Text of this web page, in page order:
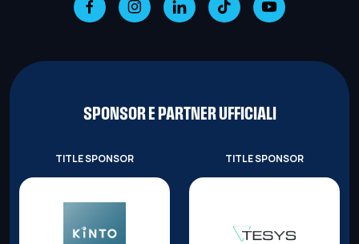
SPONSOR E PARTNER UFFICIALI
TITLE SPONSOR TITLE SPONSOR